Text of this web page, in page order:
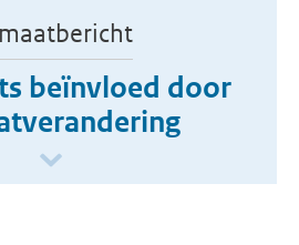
beïnvloed door